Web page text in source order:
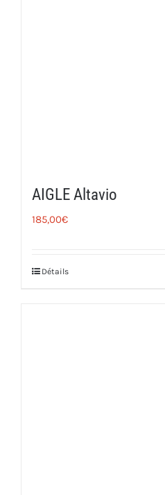
AIGLE Altavio
185,00€
Détails